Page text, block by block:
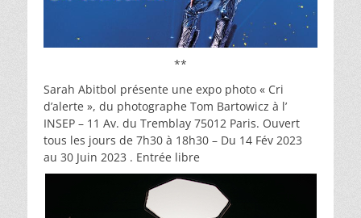
**
Sarah Abitbol présente une expo photo « Cri
d’alerte », du photographe Tom Bartowicz à l’
INSEP – 11 Av. du Tremblay 75012 Paris. Ouvert
tous les jours de 7h30 à 18h30 – Du 14 Fév 2023
au 30 Juin 2023 . Entrée libre